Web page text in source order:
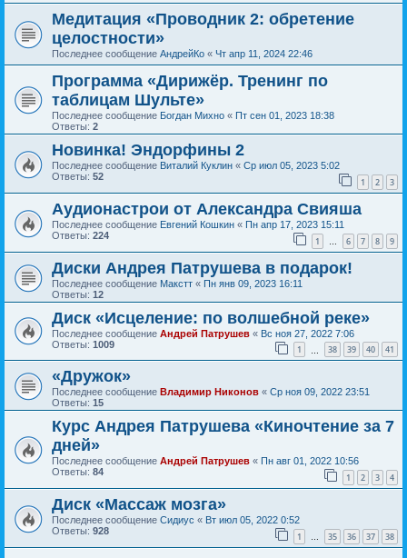
Медитация «Проводник 2: обретение
целостности»
Последнее сообщение АндрейКо « Чт апр 11, 2024 22:46
Программа «Дирижёр. Тренинг по
таблицам Шульте»
Последнее сообщение Богдан Михно « Пт сен 01, 2023 18:38
Ответы: 2
Новинка! Эндорфины 2
Последнее сообщение Виталий Куклин « Ср июл 05, 2023 5:02
Ответы: 52 1 2 3
Аудионастрои от Александра Свияша
Последнее сообщение Евгений Кошкин « Пн апр 17, 2023 15:11
Ответы: 224 1 … 6 7 8 9
Диски Андрея Патрушева в подарок!
Последнее сообщение Макстт « Пн янв 09, 2023 16:11
Ответы: 12
Диск «Исцеление: по волшебной реке»
Последнее сообщение Андрей Патрушев « Вс ноя 27, 2022 7:06
Ответы: 1009 1 38 39 40 41
«Дружок»
Последнее сообщение Владимир Никонов « Ср ноя 09, 2022 23:51
Ответы: 15
Курс Андрея Патрушева «Киночтение за 7
дней»
Последнее сообщение Андрей Патрушев « Пн авг 01, 2022 10:56
Ответы: 84 1 2 3 4
Диск «Массаж мозга»
Последнее сообщение Сидиус « Вт июл 05, 2022 0:52
Ответы: 928 1 … 35 36 37 38